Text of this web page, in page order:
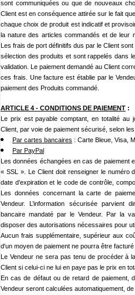
sont communiquées ou que de nouveaux
Client est en conséquence attirée sur le fait
chaque choix de produit est indicatif et
la nature des articles commandés et de leur
Les frais de port définitifs dus par le Client
sélection des produits et sont rappelés dans
validation. Le paiement demandé au Client
ces frais. Une facture est établie par le
paiement des Produits commandé.
ARTICLE 4 - CONDITIONS DE PAIEMENT :
Le prix est payable comptant, en totalité au
Client, par voie de paiement sécurisé, selon
Par cartes bancaires : Carte Bleue, Visa,
Par PayPal
Les données échangées en cas de paiement
« SSL ». Le Client doit renseigner le numéro
date d’expiration et le code de contrôle,
Les données concernant la carte de
Vendeur. L’information sécurisée parvient
bancaire mandaté par le Vendeur. Par la
disposer des autorisations nécessaires pour
Aucun frais supplémentaire, supérieur aux
d'un moyen de paiement ne pourra être facturé
Le Vendeur ne sera pas tenu de procéder à
Client si celui-ci ne lui en paye pas le prix en
En cas de défaut ou de retard de paiement,
Vendeur seront calculées automatiquement,